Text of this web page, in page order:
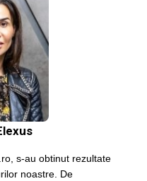
s-au obtinut rezultate
noastre. De